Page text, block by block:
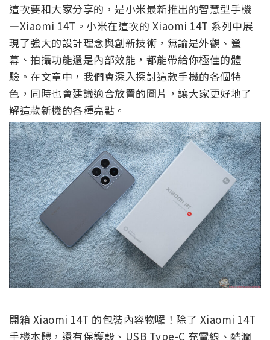
這次要和大家分享的，是小米最新推出的智慧型手機
—Xiaomi 14T。小米在這次的 Xiaomi 14T 系列中展
現了強大的設計理念與創新技術，無論是外觀、螢
幕、拍攝功能還是內部效能，都能帶給你極佳的體
驗。在文章中，我們會深入探討這款手機的各個特
色，同時也會建議適合放置的圖片，讓大家更好地了
解這款新機的各種亮點。
開箱 Xiaomi 14T 的包裝內容物囉！除了 Xiaomi 14T
手機本體，還有保護殼、USB Type-C 充電線、酷潤